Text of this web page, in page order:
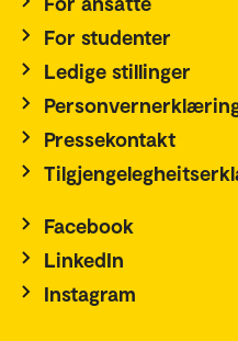
For studenter
Ledige stillinger
Pressekontakt
Facebook
LinkedIn
Instagram